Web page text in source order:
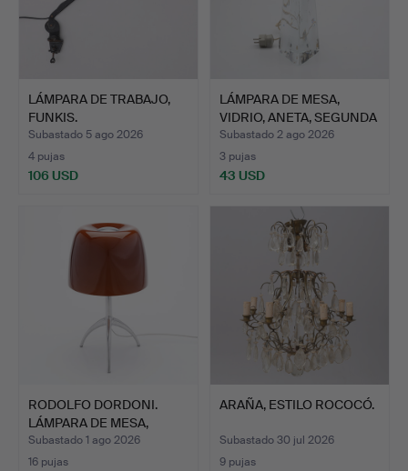
LÁMPARA DE TRABAJO,
FUNKIS.
Subastado 5 ago 2026
4 pujas
106 USD
LÁMPARA DE MESA,
VIDRIO, ANETA, SEGUNDA
MI…
Subastado 2 ago 2026
3 pujas
43 USD
RODOLFO DORDONI.
LÁMPARA DE MESA,
"LUMIERE…
Subastado 1 ago 2026
16 pujas
ARAÑA, ESTILO ROCOCÓ.
Subastado 30 jul 2026
9 pujas